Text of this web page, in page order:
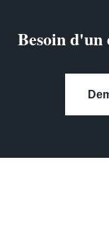
Besoin d'un